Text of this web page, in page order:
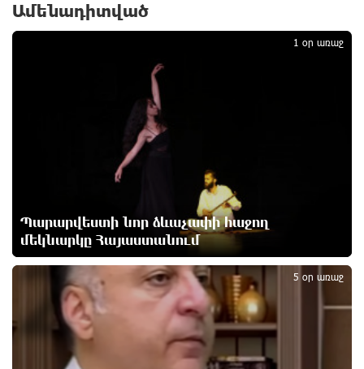
ԱՄՆ-ը հանել է Իրանի ԻՀՊԿ-ին առնչվող երկու
ինքնաթիռի և երեք ավիաընկերության նկատմամբ
պատժամիջոցները
Լոնդոնի կենտրոնում զինված անձը դանակով
հարձակում է գործել. 4 վիրավոր կա
Ռուսական ԱԹՍ-ներ արտադրող ընկերության
ղեկավարի դեմ մահափորձ է կատարվել
7 ժամ առաջ
4 մեդալ՝ մաթեմատիկական միջազգային
ուսանողական օլիմպիադայում
Ամենադիտված
Պարարվեստի նոր ձևաչափի հաջող
մեկնարկը Հայաստանում
1 օր առաջ
1
5 օր առաջ
2